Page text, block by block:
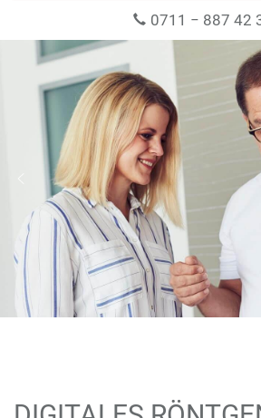
0711 − 887 42